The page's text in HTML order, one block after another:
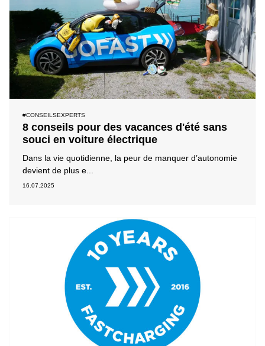
#CONSEILSEXPERTS
8 conseils pour des vacances d'été sans
souci en voiture électrique
Dans la vie quotidienne, la peur de manquer d’autonomie
devient de plus e...
16.07.2025